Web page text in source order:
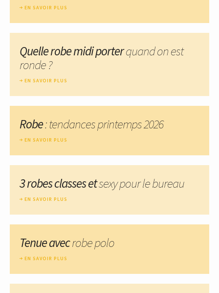
EN SAVOIR PLUS
Quelle robe midi porterquand on est
ronde ?
EN SAVOIR PLUS
Robe: tendances printemps 2026
EN SAVOIR PLUS
3 robes classes etsexy pour le bureau
EN SAVOIR PLUS
Tenue avecrobe polo
EN SAVOIR PLUS